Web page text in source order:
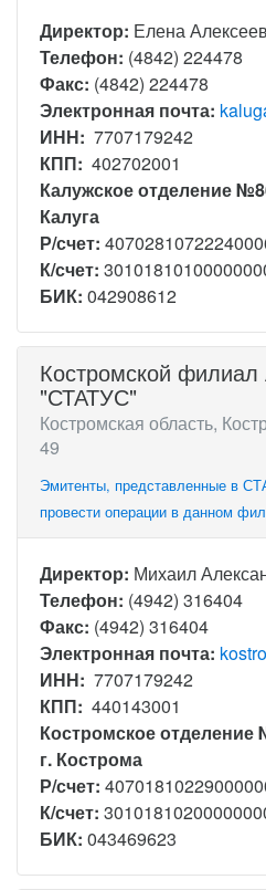
Директор: Елена
Телефон: (4842) 224478
Факс: (4842) 224478
Электронная почта:
ИНН: 7707179242
КПП: 402702001
Калужское отделение
Калуга
Р/счет:
К/счет:
БИК: 042908612
Костромской
"СТАТУС"
Костромская область,
49
Эмитенты, представленные в
провести операции в данном
Директор: Михаил
Телефон: (4942) 316404
Факс: (4942) 316404
Электронная почта:
ИНН: 7707179242
КПП: 440143001
Костромское
г. Кострома
Р/счет:
К/счет:
БИК: 043469623